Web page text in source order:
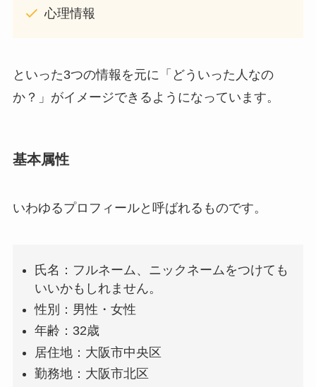
心理情報
といった3つの情報を元に「どういった人なの
か？」がイメージできるようになっています。
基本属性
いわゆるプロフィールと呼ばれるものです。
氏名：フルネーム、ニックネームをつけても
いいかもしれません。
性別：男性・女性
年齢：32歳
居住地：大阪市中央区
勤務地：大阪市北区